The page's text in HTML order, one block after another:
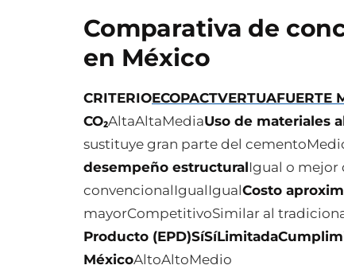
Comparativa de
en México
CRITERIOECOPACTVERTUAFUERTE
CO₂AltaAltaMediaUso de materiales
sustituye gran parte del
desempeño estructuralIgual o mejor
convencionalIgualIgualCosto
mayorCompetitivoSimilar al
Producto (EPD)SíSíLimitada
MéxicoAltoAltoMedio